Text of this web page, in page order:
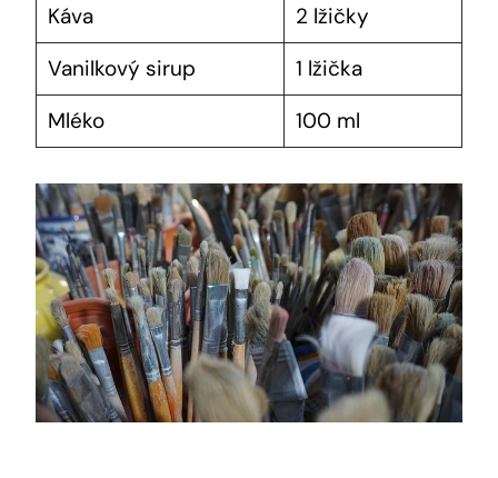
Káva
2 lžičky
Vanilkový sirup
1 lžička
Mléko
100 ml